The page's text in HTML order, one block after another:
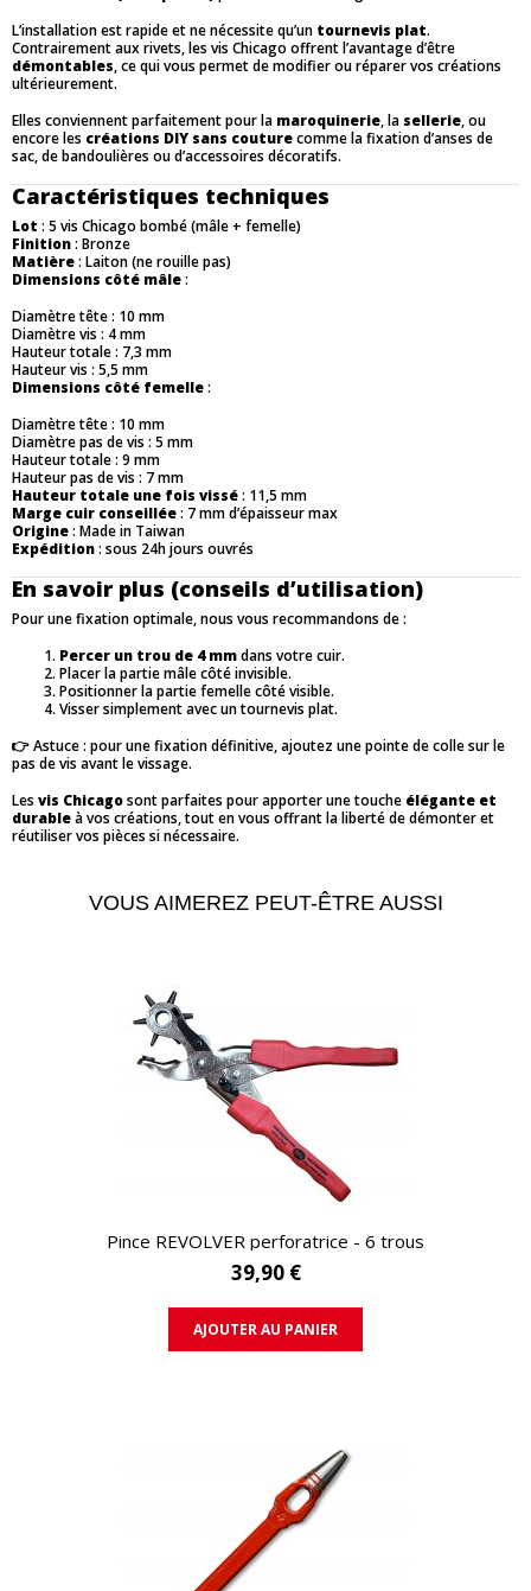
L’installation est rapide et ne nécessite qu’un tournevis plat.
Contrairement aux rivets, les vis Chicago offrent l’avantage d’être
démontables, ce qui vous permet de modifier ou réparer vos créations
ultérieurement.
Elles conviennent parfaitement pour la maroquinerie, la sellerie, ou
encore les créations DIY sans couturecomme la fixation d’anses de
sac, de bandoulières ou d’accessoires décoratifs.
Caractéristiques techniques
Lot : 5 vis Chicago bombé (mâle + femelle)
Finition: Bronze
Matière: Laiton (ne rouille pas)
Dimensions côté mâle:
Diamètre tête : 10 mm
Diamètre vis : 4 mm
Hauteur totale : 7,3 mm
Hauteur vis : 5,5 mm
Dimensions côté femelle:
Diamètre tête : 10 mm
Diamètre pas de vis : 5 mm
Hauteur totale : 9 mm
Hauteur pas de vis : 7 mm
Hauteur totale une fois vissé: 11,5 mm
Marge cuir conseillée: 7 mm d’épaisseur max
Origine: Made in Taiwan
Expédition: sous 24h jours ouvrés
En savoir plus (conseils d’utilisation)
Pour une fixation optimale, nous vous recommandons de :
Percer un trou de 4 mmdans votre cuir.
Placer la partie mâle côté invisible.
Positionner la partie femelle côté visible.
Visser simplement avec un tournevis plat.
👉 Astuce : pour une fixation définitive, ajoutez une pointe de colle sur le
pas de vis avant le vissage.
Les vis Chicagosont parfaites pour apporter une touche élégante et
durableà vos créations, tout en vous offrant la liberté de démonter et
réutiliser vos pièces si nécessaire.
VOUS AIMEREZ PEUT-ÊTRE AUSSI
APERÇU RAPIDE
Pince REVOLVER perforatrice - 6 trous
39,90 €
AJOUTER AU PANIER